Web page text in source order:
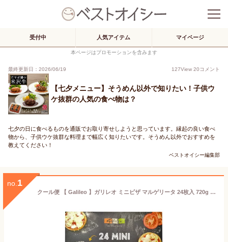
受付中 人気アイテム マイページ
本ページはプロモーションを含みます
最終更新日：2026/06/19 127View 20コメント
【七夕メニュー】そうめん以外で知りたい！子供ウ
ケ抜群の人気の食べ物は？
七夕の日に食べるものを通販でお取り寄せしようと思っています。縁起の良い食べ
物から、子供ウケ抜群な料理まで幅広く知りたいです。そうめん以外でおすすめを
教えてください！
ベストオイシー編集部
no. 1
クール便 【 Galileo 】ガリレオ ミニピザ マルゲリータ 24枚入 720g 28961モッツァレラチーズ エメンタールチーズ トマト 軽食 おやつ 朝食 ランチ おつまみ パーティー 一口サイズ 誕生日 パーティー 2025 男性